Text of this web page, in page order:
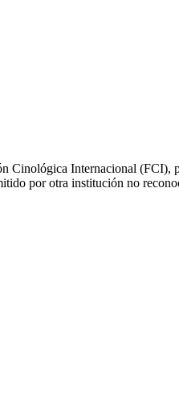
Internacional (FCI),
por otra institución no